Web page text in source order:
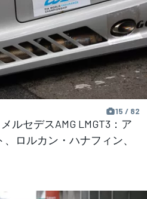
15 / 82
ルセデスAMG LMGT3：ア
ロルカン・ハナフィン、